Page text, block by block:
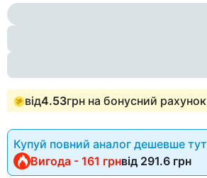
1
of
від4.53грн на бонусний рахунок
Купуй повний аналог дешевше тут
Вигода - 161 грнвід 291.6 грн